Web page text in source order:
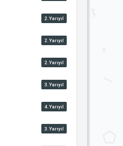
2.Yarıyıl
2.Yarıyıl
2.Yarıyıl
3.Yarıyıl
4.Yarıyıl
3.Yarıyıl